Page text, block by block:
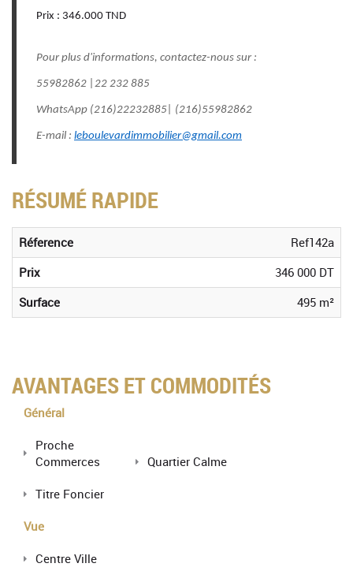
Prix : 346.000 TND
Pour plus d'informations, contactez-nous sur :
55982862 |22 232 885
WhatsApp (216)22232885| (216)55982862
E-mail : leboulevardimmobilier@gmail.com
RÉSUMÉ RAPIDE
Réference
Ref142a
Prix
346 000 DT
Surface
495 m²
AVANTAGES ET COMMODITÉS
Général
Proche
Commerces
Quartier Calme
Titre Foncier
Vue
Centre Ville